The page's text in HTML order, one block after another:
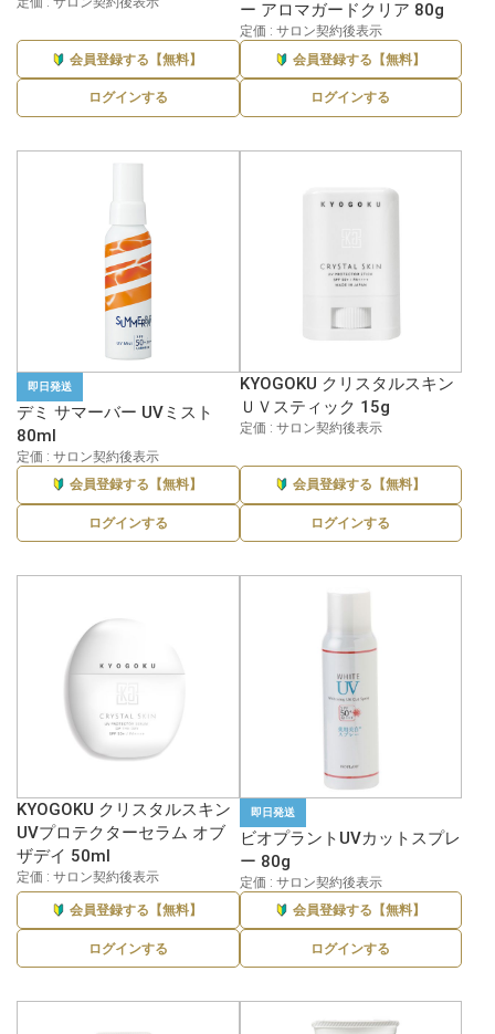
会員登録する【無料】
ログインする
ー アロマガードクリア 80g
定価 : サロン契約後表示
会員登録する【無料】
ログインする
即日発送
デミ サマーバー UVミスト
80ml
定価 : サロン契約後表示
会員登録する【無料】
ログインする
KYOGOKU クリスタルスキン
ＵＶスティック 15g
定価 : サロン契約後表示
会員登録する【無料】
ログインする
KYOGOKU クリスタルスキン
UVプロテクターセラム オブ
ザデイ 50ml
定価 : サロン契約後表示
会員登録する【無料】
ログインする
即日発送
ビオプラントUVカットスプレ
ー 80g
定価 : サロン契約後表示
会員登録する【無料】
ログインする